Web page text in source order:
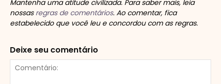
Mantenha uma atitude civilizada. Para saber mais, leia
nossas regras de comentários. Ao comentar, fica
estabelecido que você leu e concordou com as regras.
Deixe seu comentário